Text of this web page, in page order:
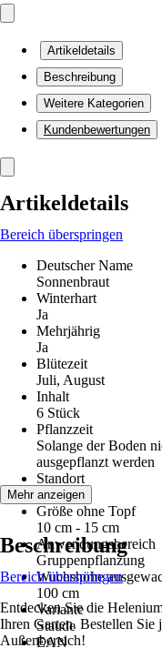
Artikeldetails
Beschreibung
Weitere Kategorien
Kundenbewertungen
Artikeldetails
Bereich überspringen
Deutscher Name
Sonnenbraut
Winterhart
Ja
Mehrjährig
Ja
Blütezeit
Juli, August
Inhalt
6 Stück
Pflanzzeit
Solange der Boden
ausgepflanzt werden
Standort
Sonne
Größe ohne Topf
10 cm - 15 cm
Anwendungsbereich
Gruppenpflanzung
Wuchshöhe
100 cm
Variante
Staude
EAN
Mehr anzeigen
Beschreibung
Bereich überspringen
Entdecken Sie die
Ihren Garten. Bestellen Sie
Außenbereich!